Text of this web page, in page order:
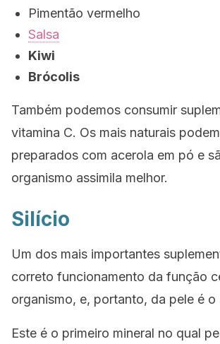
Pimentão vermelho
Salsa
Kiwi
Brócolis
Também podemos consumir
vitamina C. Os mais naturais
preparados com acerola em pó e
organismo assimila melhor.
Silício
Um dos mais importantes
correto funcionamento da função
organismo, e, portanto, da pele é o
Este é o primeiro mineral no qual